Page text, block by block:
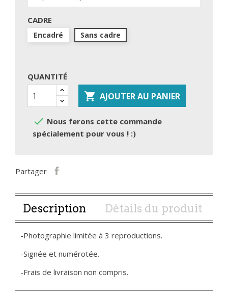
CADRE
Encadré Sans cadre
QUANTITÉ
 AJOUTER AU PANIER
 Nous ferons cette commande
spécialement pour vous ! :)
Partager
Description Détails du produit
-Photographie limitée à 3 reproductions.
-Signée et numérotée.
-Frais de livraison non compris.